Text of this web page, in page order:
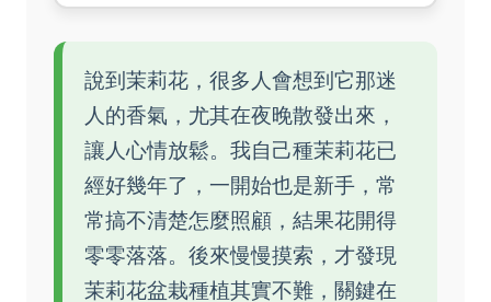
說到茉莉花，很多人會想到它那迷
人的香氣，尤其在夜晚散發出來，
讓人心情放鬆。我自己種茉莉花已
經好幾年了，一開始也是新手，常
常搞不清楚怎麼照顧，結果花開得
零零落落。後來慢慢摸索，才發現
茉莉花盆栽種植其實不難，關鍵在